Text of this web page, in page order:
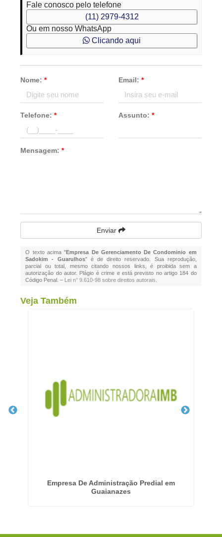
Fale conosco pelo telefone
(11) 2979-4312
Ou em nosso WhatsApp
Clicando aqui
Nome:* Email: *
Telefone:* Assunto: *
Mensagem:*
Enviar
O texto acima "Empresa De Gerenciamento De Condominio em
Sadokim - Guarulhos" é de direito reservado. Sua reprodução,
parcial ou total, mesmo citando nossos links, é proibida sem a
autorização do autor. Plágio é crime e está previsto no artigo 184 do
Código Penal. – Lei n° 9.610-98 sobre direitos autorais
Veja Também
Empresa De Administração Predial em
Guaianazes